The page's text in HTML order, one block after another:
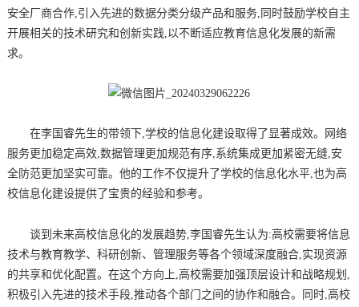
安全厂商合作,引入先进的数据分类分级产品和服务,同时鼓励学校自主
开展相关的技术研究和创新实践,以不断适应教育信息化发展的新需
求。
在李国睿先生的带领下,学校的信息化建设取得了显著成效。网络
服务更加稳定高效,数据管理更加规范有序,系统集成更加紧密无缝,安
全防范更加坚实可靠。他的工作不仅提升了学校的信息化水平,也为高
校信息化建设提供了宝贵的经验和参考。
谈到未来高校信息化的发展趋势,李国睿先生认为:高校需要将信息
技术与教育教学、科研创新、管理服务等各个领域深度融合,实现资源
的共享和优化配置。在这个方向上,高校需要加强顶层设计和战略规划,
积极引入先进的技术手段,推动各个部门之间的协作和融合。同时,高校